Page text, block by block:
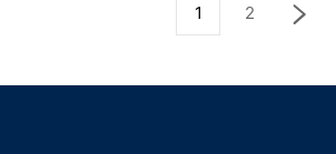
1 2